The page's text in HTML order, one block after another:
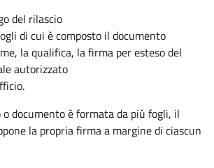
del rilascio
di cui è composto il documento
la qualifica, la firma per esteso del
autorizzato
documento è formata da più fogli, il
la propria firma a margine di ciascun